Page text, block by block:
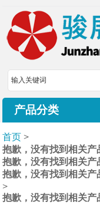
产品分类
首页 >
抱歉，没有找到相关产
抱歉，没有找到相关产
抱歉，没有找到相关产
>
抱歉，没有找到相关产